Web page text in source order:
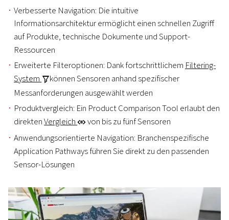
Verbesserte Navigation: Die intuitive
Informationsarchitektur ermöglicht einen schnellen Zugriff
auf Produkte, technische Dokumente und Support-
Ressourcen
Erweiterte Filteroptionen: Dank fortschrittlichem Filtering-
System Okönnen Sensoren anhand spezifischer
Messanforderungen ausgewählt werden
Produktvergleich: Ein Product Comparison Tool erlaubt den
direktenVergleichrvon bis zu fünf Sensoren
Anwendungsorientierte Navigation: Branchenspezifische
Application Pathways führen Sie direkt zu den passenden
Sensor-Lösungen